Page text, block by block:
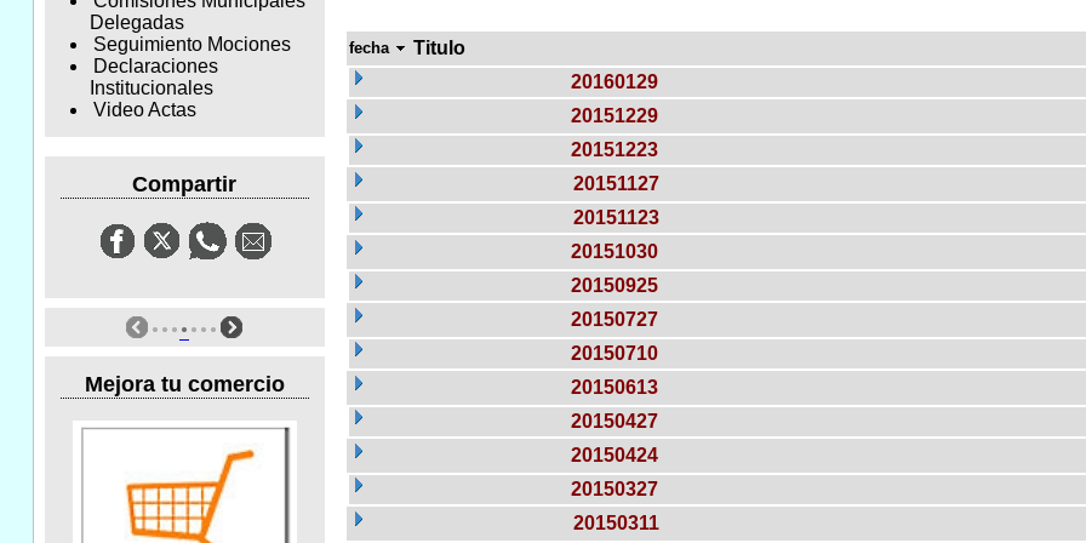
Delegadas
Seguimiento Mociones
Declaraciones
Institucionales
Video Actas
Compartir
Mejora tu comercio
fecha Titulo
20160129
20151229
20151223
20151127
20151123
20151030
20150925
20150727
20150710
20150613
20150427
20150424
20150327
20150311